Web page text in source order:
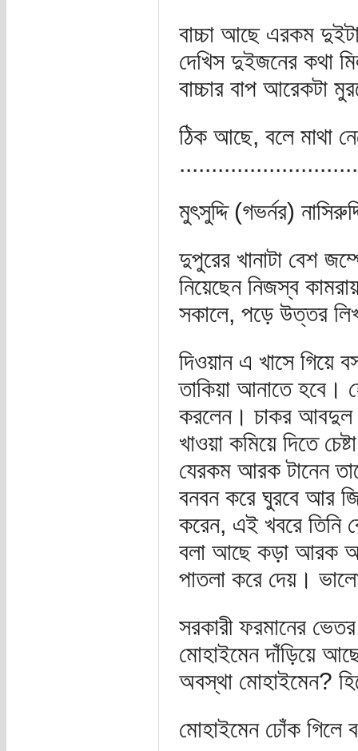
বাচ্চা আছে এরকম
দেখিস দুইজনের কথা
বাচ্চার বাপ আরেকটা
ঠিক আছে, বলে মাথা
মুৎসুদ্দি (গভর্নর)
দুপুরের খানাটা বেশ
নিয়েছেন নিজস্ব
সকালে, পড়ে উত্তর
দিওয়ান এ খাসে
তাকিয়া আনাতে হবে।
করলেন। চাকর আবদুল
খাওয়া কমিয়ে দিতে
যেরকম আরক টানেন
বনবন করে ঘুরবে আর
করেন, এই খবরে তিনি
বলা আছে কড়া আরক
পাতলা করে দেয়।
সরকারী ফরমানের ভেতর
মোহাইমেন দাঁড়িয়ে
অবস্থা মোহাইমেন?
মোহাইমেন ঢোঁক